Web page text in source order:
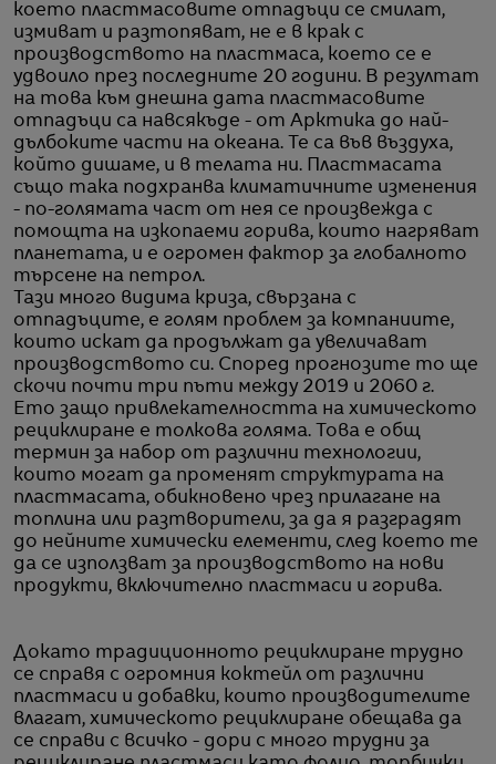
което пластмасовите отпадъци се смилат,
измиват и разтопяват, не е в крак с
производството на пластмаса, което се е
удвоило през последните 20 години. В резултат
на това към днешна дата пластмасовите
отпадъци са навсякъде - от Арктика до най-
дълбоките части на океана. Те са във въздуха,
който дишаме, и в телата ни. Пластмасата
също така подхранва климатичните изменения
- по-голямата част от нея се произвежда с
помощта на изкопаеми горива, които нагряват
планетата, и е огромен фактор за глобалното
търсене на петрол.
Тази много видима криза, свързана с
отпадъците, е голям проблем за компаниите,
които искат да продължат да увеличават
производството си. Според прогнозите то ще
скочи почти три пъти между 2019 и 2060 г.
Ето защо привлекателността на химическото
рециклиране е толкова голяма. Това е общ
термин за набор от различни технологии,
които могат да променят структурата на
пластмасата, обикновено чрез прилагане на
топлина или разтворители, за да я разградят
до нейните химически елементи, след което те
да се използват за производството на нови
продукти, включително пластмаси и горива.
Докато традиционното рециклиране трудно
се справя с огромния коктейл от различни
пластмаси и добавки, които производителите
влагат, химическото рециклиране обещава да
се справи с всичко - дори с много трудни за